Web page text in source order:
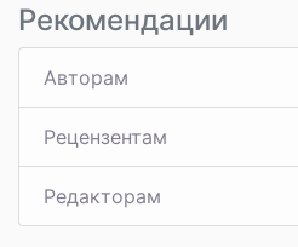
Рекомендации
Авторам
Рецензентам
Редакторам